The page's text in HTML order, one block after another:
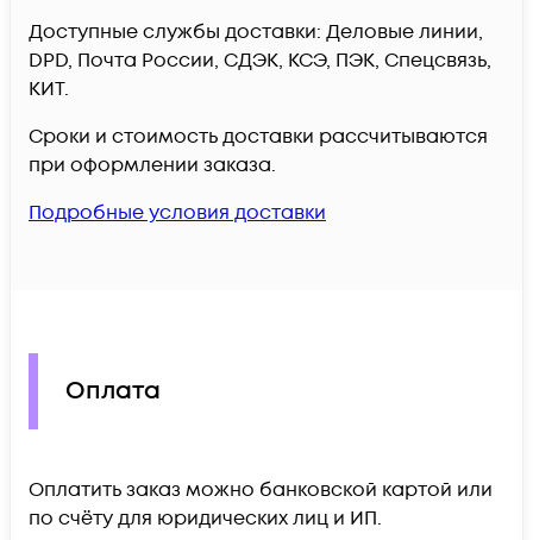
Доступные службы доставки: Деловые линии,
DPD, Почта России, СДЭК, КСЭ, ПЭК, Спецсвязь,
КИТ.
Сроки и стоимость доставки рассчитываются
при оформлении заказа.
Подробные условия доставки
Оплата
Оплатить заказ можно банковской картой или
по счёту для юридических лиц и ИП.